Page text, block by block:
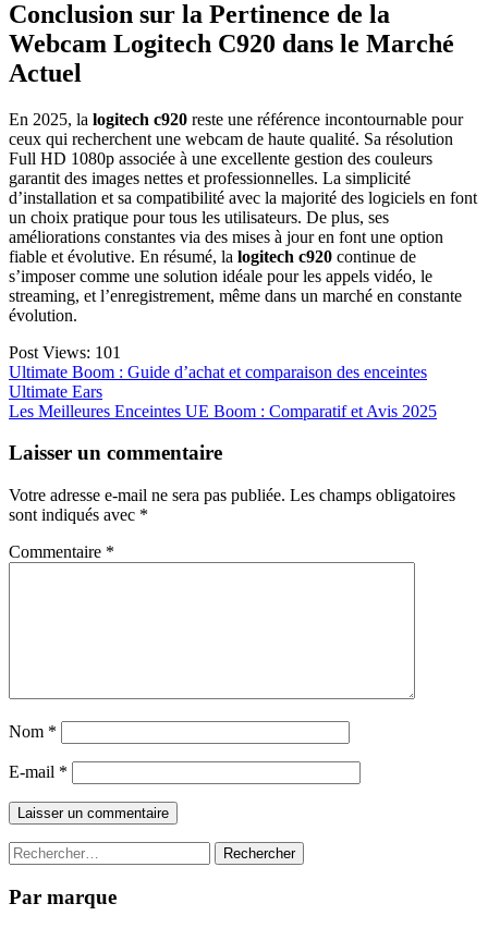
Conclusion sur la Pertinence de la
Webcam Logitech C920 dans le Marché
Actuel
En 2025, la logitech c920 reste une référence incontournable pour
ceux qui recherchent une webcam de haute qualité. Sa résolution
Full HD 1080p associée à une excellente gestion des couleurs
garantit des images nettes et professionnelles. La simplicité
d’installation et sa compatibilité avec la majorité des logiciels en font
un choix pratique pour tous les utilisateurs. De plus, ses
améliorations constantes via des mises à jour en font une option
fiable et évolutive. En résumé, la logitech c920 continue de
s’imposer comme une solution idéale pour les appels vidéo, le
streaming, et l’enregistrement, même dans un marché en constante
évolution.
Post Views: 101
Navigation
de
Ultimate Boom : Guide d’achat et comparaison des enceintes
Ultimate Ears
Les Meilleures Enceintes UE Boom : Comparatif et Avis 2025
Laisser un commentaire
Votre adresse e-mail ne sera pas publiée. Les champs obligatoires
sont indiqués avec *
Commentaire *
Nom *
E-mail *
Rechercher :
Par marque